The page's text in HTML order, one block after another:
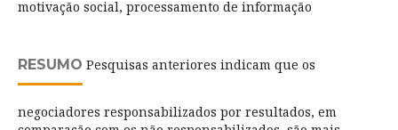
motivação social, processamento de informação
RESUMO Pesquisas anteriores indicam que os
negociadores responsabilizados por resultados, em